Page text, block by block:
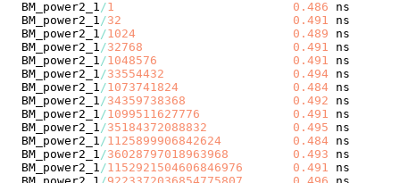
BM_power2_1/1 0.486
BM_power2_1/32 0.491
BM_power2_1/1024 0.489
BM_power2_1/32768 0.491
BM_power2_1/1048576 0.491
BM_power2_1/33554432 0.494
BM_power2_1/1073741824 0.484
BM_power2_1/34359738368 0.492
BM_power2_1/1099511627776 0.491
BM_power2_1/35184372088832 0.495
BM_power2_1/1125899906842624 0.484
BM_power2_1/36028797018963968 0.493
BM_power2_1/1152921504606846976 0.491